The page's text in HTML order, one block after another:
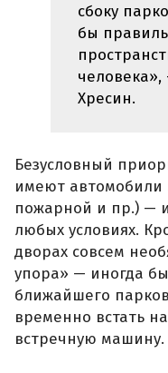
сбоку
бы
Хресин.
Безусловный
имеют автомобили
пожарной и пр.) —
любых условиях.
дворах совсем
упора» — иногда
ближайшего
временно встать
встречную машину.